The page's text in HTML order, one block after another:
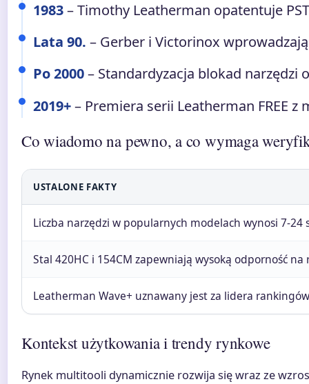
1983– Timothy Leatherman opatentuje
Lata 90. – Gerber i Victorinox
Po 2000– Standardyzacja blokad
2019+– Premiera serii Leatherman FREE
Co wiadomo na pewno, a co wymaga
USTALONE FAKTY
Liczba narzędzi w popularnych modelach wynosi 7-24
Stal 420HC i 154CM zapewniają wysoką odporność
Leatherman Wave+ uznawany jest za lidera
Kontekst użytkowania i trendy rynkowe
Rynek multitooli dynamicznie rozwija się wraz ze